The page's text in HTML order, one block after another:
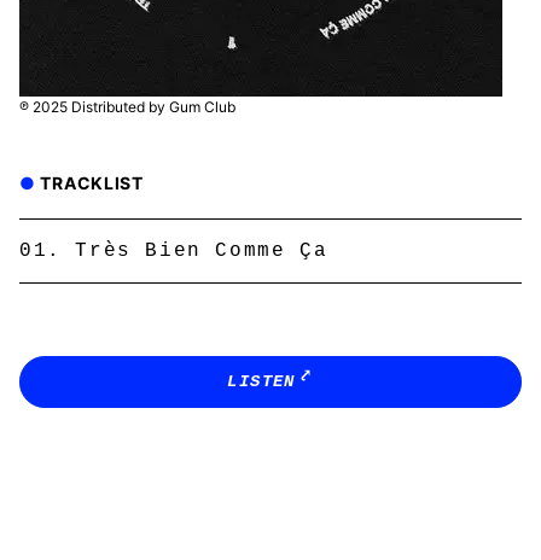
℗ 2025 Distributed by Gum Club
TRACKLIST
Très Bien Comme Ça
LISTEN